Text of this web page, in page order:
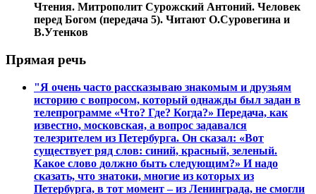
Чтения. Митрополит Сурожский Антоний. Человек
перед Богом (передача 5). Читают О.Суровегина и
В.Утенков
Прямая речь
"Я очень часто рассказываю знакомым и друзьям
историю с вопросом, который однажды был задан в
телепрограмме «Что? Где? Когда?» Передача, как
известно, московская, а вопрос задавался
телезрителем из Петербурга. Он сказал: «Вот
существует ряд слов: синий, красный, зеленый.
Какое слово должно быть следующим?» И надо
сказать, что знатоки, многие из которых из
Петербурга, в тот момент – из Ленинграда, не смогли